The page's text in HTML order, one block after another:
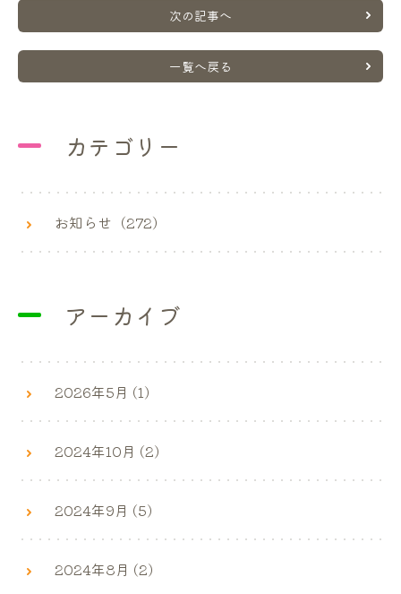
次の記事へ
一覧へ戻る
カテゴリー
お知らせ（272）
アーカイブ
2026年5月 (1)
2024年10月 (2)
2024年9月 (5)
2024年8月 (2)